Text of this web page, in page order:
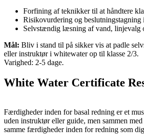
Forfining af teknikker til at håndtere
Risikovurdering og
Selvstændig læsning af vand, linjevalg
Mål: Bliv i stand til på sikker vis at padle
eller instruktør i whitewater op til klasse 2/3.
Varighed: 2-5 dage.
White Water Certificate
Færdigheder inden for basal redning er et
uden instruktør eller guide, men sammen
samme færdigheder inden for redning som